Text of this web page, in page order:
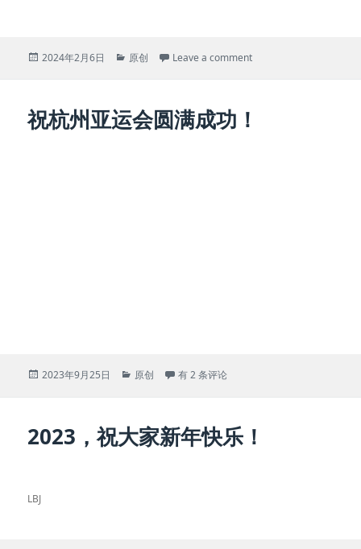
Posted
2024年2月6日 Categories
原创 Leave a commenton 2024，祝大家龍年大
祝杭州亚运会圆满成功！
Posted
2023年9月25日 Categories
原创 祝杭州亚运会圆满成功！
有 2 条评论
2023，祝大家新年快乐！
LBJ